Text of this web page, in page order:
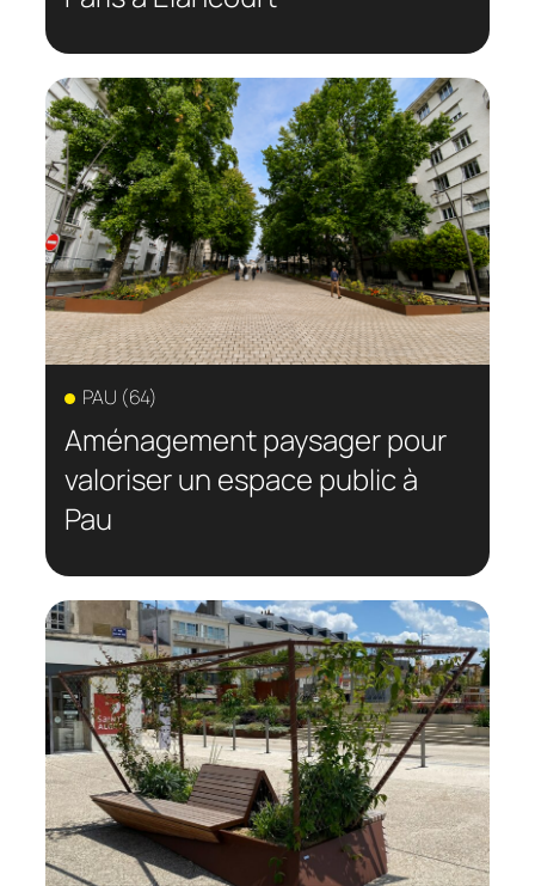
PAU (64)
Aménagement paysager pour
valoriser un espace public à
Pau